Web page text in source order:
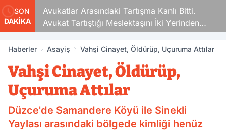
SON
DAKİKA
Avukatlar Arasındaki Tartışma Kanlı Bitti.
Avukat Tartıştığı Meslektaşını İki Yerinden
Vurdu
Haberler Asayiş Vahşi Cinayet, Öldürüp, Uçuruma Attılar
Vahşi Cinayet, Öldürüp,
Uçuruma Attılar
Düzce'de Samandere Köyü ile Sinekli
Yaylası arasındaki bölgede kimliği henüz